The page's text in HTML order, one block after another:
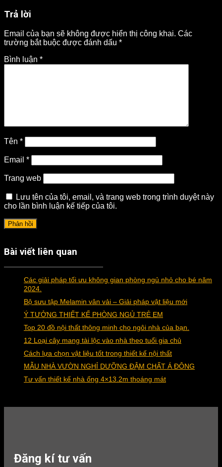
Trả lời
Email của bạn sẽ không được hiển thị công khai. Các
trường bắt buộc được đánh dấu *
Bình luận *
Tên *
Email *
Trang web
Lưu tên của tôi, email, và trang web trong trình duyệt này
cho lần bình luận kế tiếp của tôi.
Bài viết liên quan
Các giải pháp tối ưu không gian phòng ngủ nhỏ cho bé năm
2024.
Bộ sưu tập Melamin vân vải – Giải pháp vật liệu mới
Ý TƯỞNG THIẾT KẾ PHÒNG NGỦ TRẺ EM
Top 20 đồ nội thất thông minh cho ngôi nhà của bạn.
12 Loại cây mang tài lộc vào nhà theo tuổi gia chủ
Cách lựa chọn vật liệu tốt trong thiết kế nội thất
MẪU NHÀ VƯỜN NGHỈ DƯỠNG ĐẬM CHẤT Á ĐÔNG
Tư vấn thiết kế nhà ống 4×13.2m thoáng mát
Đăng kí tư vấn